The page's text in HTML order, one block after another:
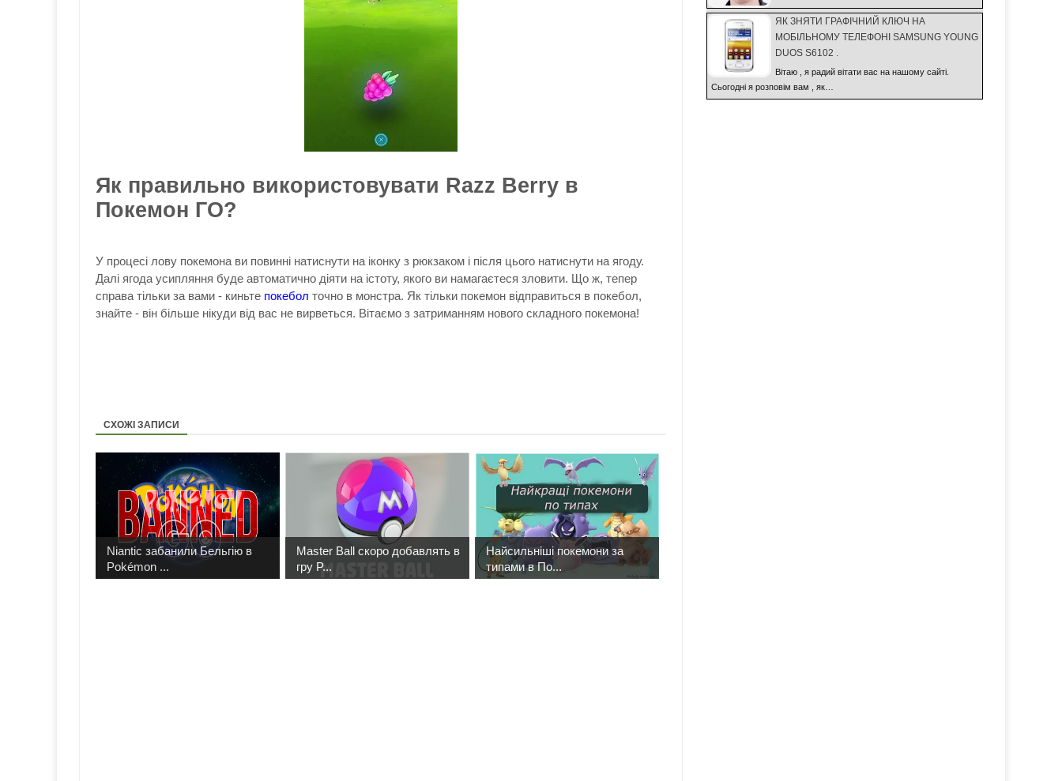
Як правильно використовувати Razz Berry в
Покемон ГО?
У процесі лову покемона ви повинні натиснути на іконку з рюкзаком і після цього натиснути на ягоду.
Далі ягода усипляння буде автоматично діяти на істоту, якого ви намагаєтеся зловити. Що ж, тепер
справа тільки за вами - киньте покебол точно в монстра. Як тільки покемон відправиться в покебол,
знайте - він більше нікуди від вас не вирветься. Вітаємо з затриманням нового складного покемона!
СХОЖІ ЗАПИСИ
Niantic забанили Бельгію в
Pokémon ...
Master Ball скоро добавлять в
гру P...
Найсильніші покемони за
типами в По...
ЯК ЗНЯТИ ГРАФІЧНИЙ КЛЮЧ НА
МОБІЛЬНОМУ ТЕЛЕФОНІ SAMSUNG YOUNG
DUOS S6102 .
Вітаю , я радий вітати вас на нашому сайті.
Сьогодні я розповім вам , як…